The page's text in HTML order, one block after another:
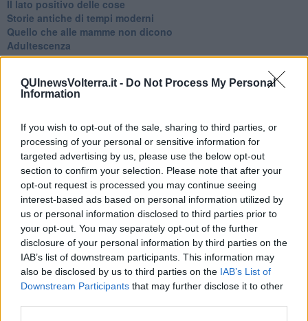
QUInewsVolterra.it - Do Not Process My Personal
Information
If you wish to opt-out of the sale, sharing to third parties, or
processing of your personal or sensitive information for
targeted advertising by us, please use the below opt-out
section to confirm your selection. Please note that after your
opt-out request is processed you may continue seeing
interest-based ads based on personal information utilized by
us or personal information disclosed to third parties prior to
your opt-out. You may separately opt-out of the further
disclosure of your personal information by third parties on the
IAB’s list of downstream participants. This information may
also be disclosed by us to third parties on the IAB’s List of
Downstream Participants that may further disclose it to other
​Il lato positivo delle cose
​Storie antiche di tempi moderni
​Quello che alle mamme non dicono
Adultescenza
Homo imbecillis
Quando il silenzio è aggressivo
​Il passato, questo conosciuto!
La maternità
​L’uomo o l’orso?
Non hanno un amico a teatro​
​Tutta una questione di rispetto
​Cose che ci esauriscono
​Vespa che passione!
​Lasciate ai vostri figli il diritto di piangere
​Parole d’amore regalate al vento
​Essere genitori di un adolescente
​Saper pazientare
​Giornata del Fiocchetto Lilla
​Venerdì emozionalmente sostenibile
Ma ti ascolti?
Contornati di persone che…